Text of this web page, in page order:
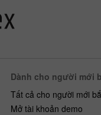
Dành cho người mới
Tất cả cho người mới
Mở tài khoản demo